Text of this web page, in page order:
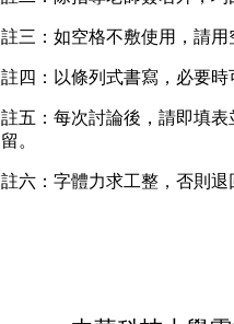
註三：如空格不敷使用，請用
註四：以條列式書寫，必要時
註五：每次討論後，請即填
留。
註六：字體力求工整，否則退